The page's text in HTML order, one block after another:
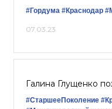
#Гордума #Краснодар
07.03.23
Галина Глущенко
#СтаршееПоколение